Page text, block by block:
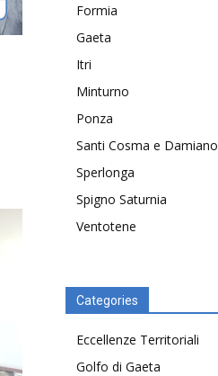
Formia
Gaeta
Itri
Minturno
Ponza
Santi Cosma e Damiano
Sperlonga
Spigno Saturnia
Ventotene
Categories
Eccellenze Territoriali
Golfo di Gaeta